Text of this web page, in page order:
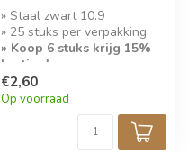
» Staal zwart 10.9
» 25 stuks per verpakking
» Koop 6 stuks krijg 15%
korting!
€2,60
Op voorraad